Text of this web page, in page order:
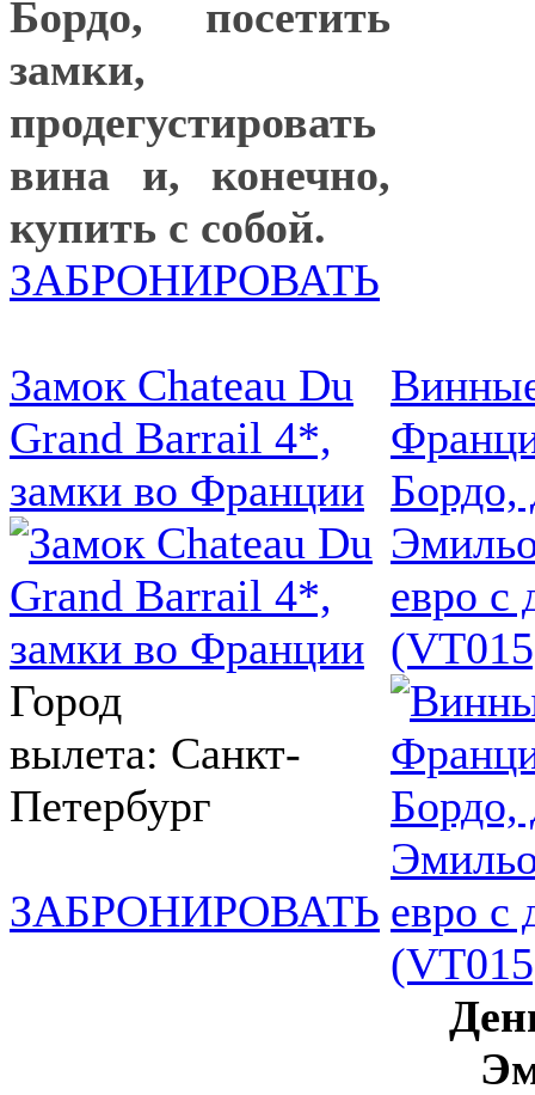
Бордо, посетить
замки,
продегустировать
вина и, конечно,
купить с собой.
ЗАБРОНИРОВАТЬ
Замок Chateau Du
Grand Barrail 4*,
замки во Франции
Город
вылета: Санкт-
Петербург
ЗАБРОНИРОВАТЬ
Бордо,
евро с